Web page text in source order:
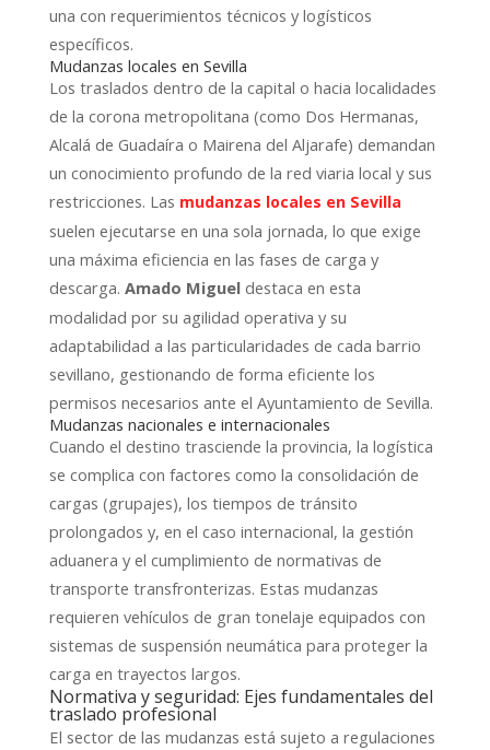
una con requerimientos técnicos y logísticos
específicos.
Mudanzas locales en Sevilla
Los traslados dentro de la capital o hacia localidades
de la corona metropolitana (como Dos Hermanas,
Alcalá de Guadaíra o Mairena del Aljarafe) demandan
un conocimiento profundo de la red viaria local y sus
restricciones. Las mudanzas locales en Sevilla
suelen ejecutarse en una sola jornada, lo que exige
una máxima eficiencia en las fases de carga y
descarga. Amado Migueldestaca en esta
modalidad por su agilidad operativa y su
adaptabilidad a las particularidades de cada barrio
sevillano, gestionando de forma eficiente los
permisos necesarios ante el Ayuntamiento de Sevilla.
Mudanzas nacionales e internacionales
Cuando el destino trasciende la provincia, la logística
se complica con factores como la consolidación de
cargas (grupajes), los tiempos de tránsito
prolongados y, en el caso internacional, la gestión
aduanera y el cumplimiento de normativas de
transporte transfronterizas. Estas mudanzas
requieren vehículos de gran tonelaje equipados con
sistemas de suspensión neumática para proteger la
carga en trayectos largos.
Normativa y seguridad: Ejes fundamentales del
traslado profesional
El sector de las mudanzas está sujeto a regulaciones